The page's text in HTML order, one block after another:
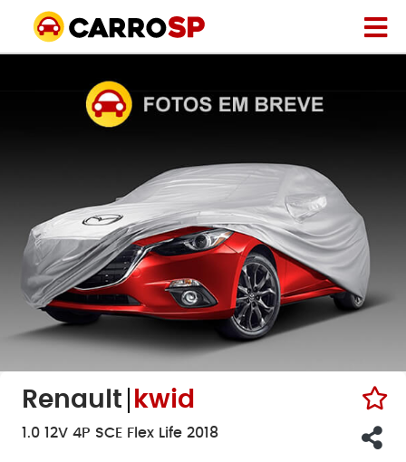
Renault kwid
1.0 12V 4P SCE Flex Life 2018